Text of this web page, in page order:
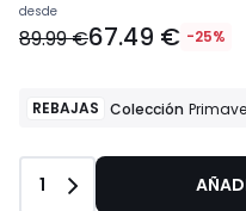
Precio
a
67.49
en
lugar
desde
89.99 €67.49 € -25%
REBAJAS Colección
Cantidad
1